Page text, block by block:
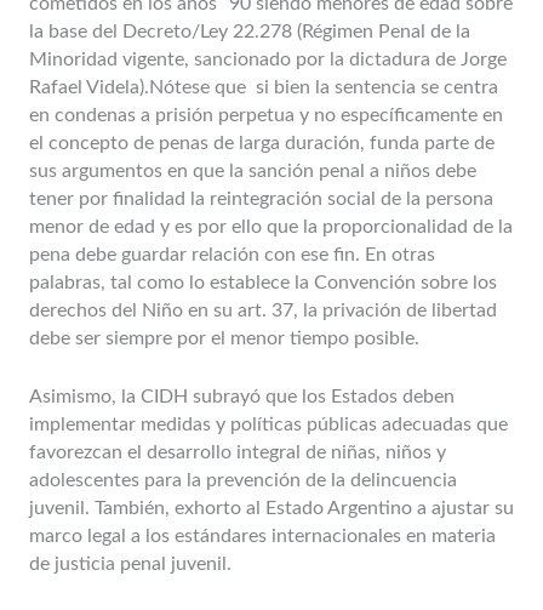
cometidos en los años ´90 siendo menores de edad sobre
la base del Decreto/Ley 22.278 (Régimen Penal de la
Minoridad vigente, sancionado por la dictadura de Jorge
Rafael Videla).Nótese que si bien la sentencia se centra
en condenas a prisión perpetua y no específicamente en
el concepto de penas de larga duración, funda parte de
sus argumentos en que la sanción penal a niños debe
tener por finalidad la reintegración social de la persona
menor de edad y es por ello que la proporcionalidad de la
pena debe guardar relación con ese fin. En otras
palabras, tal como lo establece la Convención sobre los
derechos del Niño en su art. 37, la privación de libertad
debe ser siempre por el menor tiempo posible.
Asimismo, la CIDH subrayó que los Estados deben
implementar medidas y políticas públicas adecuadas que
favorezcan el desarrollo integral de niñas, niños y
adolescentes para la prevención de la delincuencia
juvenil. También, exhorto al Estado Argentino a ajustar su
marco legal a los estándares internacionales en materia
de justicia penal juvenil.